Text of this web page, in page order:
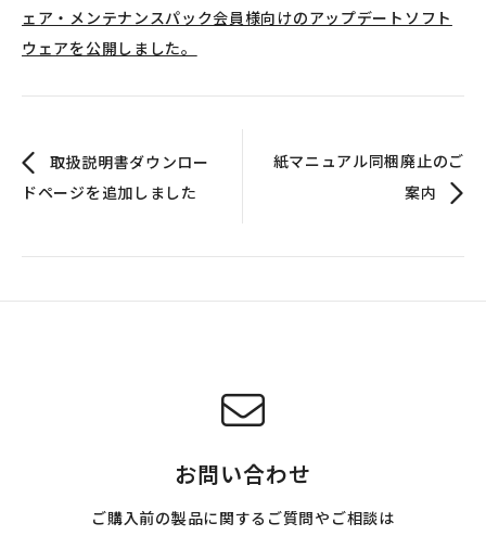
ェア・メンテナンスパック会員様向けのアップデートソフト
ウェアを公開しました。
取扱説明書ダウンロー
ドページを追加しました
紙マニュアル同梱廃止のご
案内
お問い合わせ
ご購入前の製品に関するご質問やご相談は